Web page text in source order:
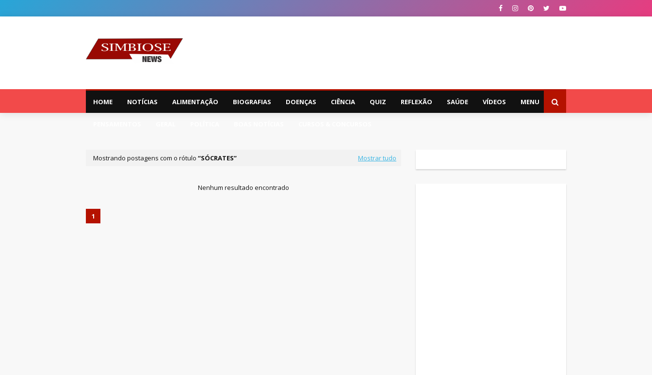
HOME NOTÍCIAS ALIMENTAÇÃO BIOGRAFIAS DOENÇAS CIÊNCIA QUIZ REFLEXÃO SAÚDE VÍDEOS MENU
Mostrando postagens com o rótulo SÓCRATES Mostrar tudo
Nenhum resultado encontrado
1